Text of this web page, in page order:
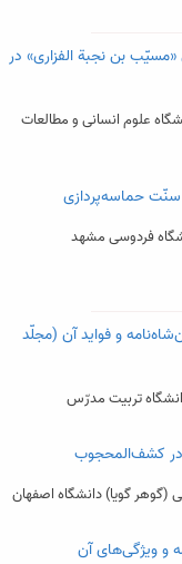
بن نجبة الفزاری» در
علوم انسانی و مطالعات
سنّت حماسه‌پردازی
فردوسی مشهد
و فواید آن (مجلّد
تربیت مدرّس
در کشف‌المحجوب
گویا) دانشگاه اصفهان
و ویژگی‌های آن